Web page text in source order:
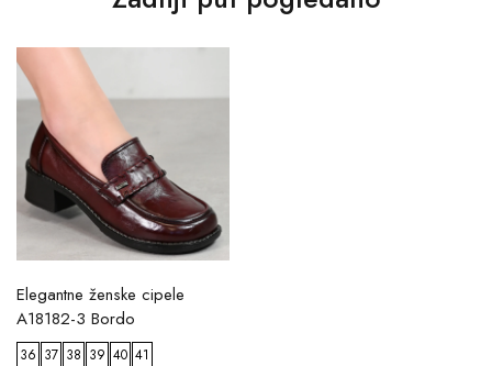
Elegantne ženske cipele
A18182-3 Bordo
36 37 38 39 40 41